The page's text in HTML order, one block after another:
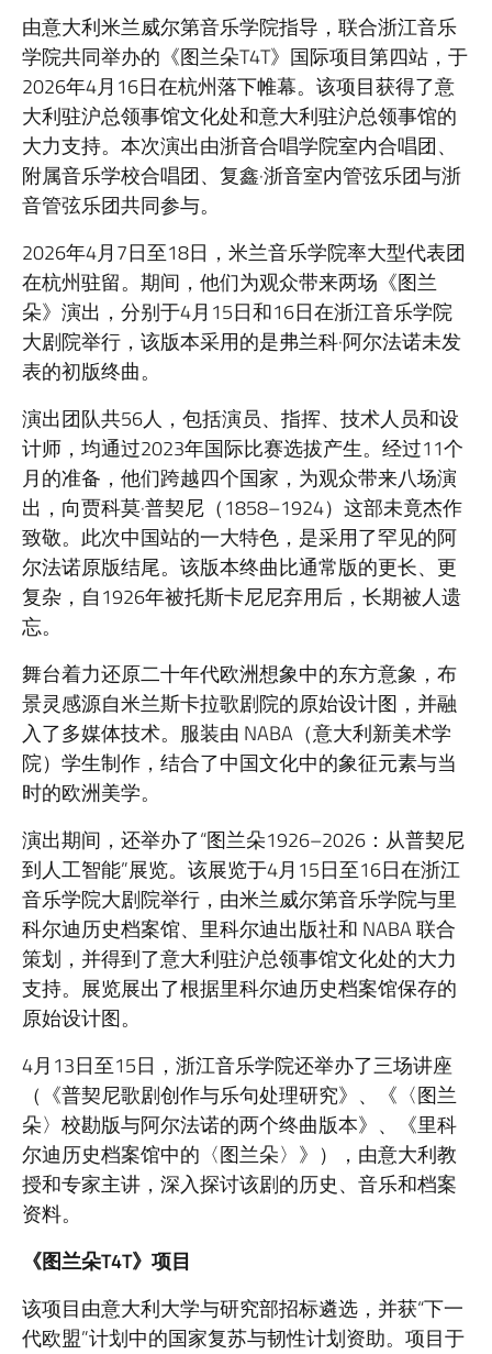
由意大利米兰威尔第音乐学院指导，联合浙江音乐
学院共同举办的《图兰朵T4T》国际项目第四站，于
2026年4月16日在杭州落下帷幕。该项目获得了意
大利驻沪总领事馆文化处和意大利驻沪总领事馆的
大力支持。本次演出由浙音合唱学院室内合唱团、
附属音乐学校合唱团、复鑫·浙音室内管弦乐团与浙
音管弦乐团共同参与。
2026年4月7日至18日，米兰音乐学院率大型代表团
在杭州驻留。期间，他们为观众带来两场《图兰
朵》演出，分别于4月15日和16日在浙江音乐学院
大剧院举行，该版本采用的是弗兰科·阿尔法诺未发
表的初版终曲。
演出团队共56人，包括演员、指挥、技术人员和设
计师，均通过2023年国际比赛选拔产生。经过11个
月的准备，他们跨越四个国家，为观众带来八场演
出，向贾科莫·普契尼（1858–1924）这部未竟杰作
致敬。此次中国站的一大特色，是采用了罕见的阿
尔法诺原版结尾。该版本终曲比通常版的更长、更
复杂，自1926年被托斯卡尼尼弃用后，长期被人遗
忘。
舞台着力还原二十年代欧洲想象中的东方意象，布
景灵感源自米兰斯卡拉歌剧院的原始设计图，并融
入了多媒体技术。服装由 NABA（意大利新美术学
院）学生制作，结合了中国文化中的象征元素与当
时的欧洲美学。
演出期间，还举办了“图兰朵1926–2026：从普契尼
到人工智能”展览。该展览于4月15日至16日在浙江
音乐学院大剧院举行，由米兰威尔第音乐学院与里
科尔迪历史档案馆、里科尔迪出版社和 NABA 联合
策划，并得到了意大利驻沪总领事馆文化处的大力
支持。展览展出了根据里科尔迪历史档案馆保存的
原始设计图。
4月13日至15日，浙江音乐学院还举办了三场讲座
（《普契尼歌剧创作与乐句处理研究》、《〈图兰
朵〉校勘版与阿尔法诺的两个终曲版本》、《里科
尔迪历史档案馆中的〈图兰朵〉》），由意大利教
授和专家主讲，深入探讨该剧的历史、音乐和档案
资料。
《图兰朵T4T》项目
该项目由意大利大学与研究部招标遴选，并获“下一
代欧盟”计划中的国家复苏与韧性计划资助。项目于